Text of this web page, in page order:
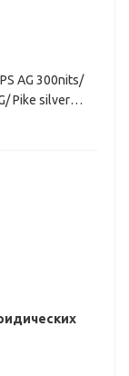
AG 300nits/
Pike silver